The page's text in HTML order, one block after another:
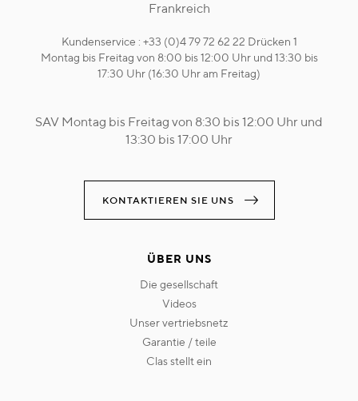
Frankreich
Kundenservice : +33 (0)4 79 72 62 22 Drücken 1
Montag bis Freitag von 8:00 bis 12:00 Uhr und 13:30 bis
17:30 Uhr (16:30 Uhr am Freitag)
SAV Montag bis Freitag von 8:30 bis 12:00 Uhr und
13:30 bis 17:00 Uhr
KONTAKTIEREN SIE UNS
ÜBER UNS
die gesellschaft
videos
unser vertriebsnetz
garantie / teile
clas stellt ein